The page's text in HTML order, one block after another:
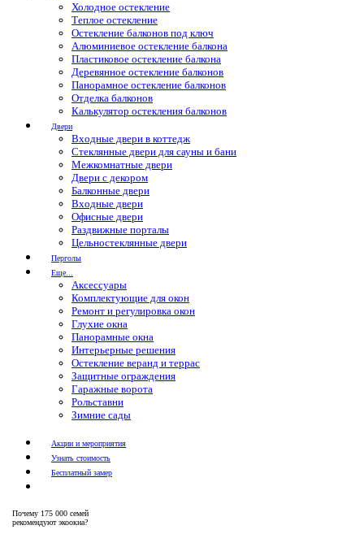
Холодное остекление
Теплое остекление
Остекление балконов под ключ
Алюминиевое остекление балкона
Пластиковое остекление балкона
Деревянное остекление балконов
Панорамное остекление балконов
Отделка балконов
Калькулятор остекления балконов
Двери
Входные двери в коттедж
Стеклянные двери для сауны и бани
Межкомнатные двери
Двери с декором
Балконные двери
Входные двери
Офисные двери
Раздвижные порталы
Цельностеклянные двери
Перголы
Еще...
Аксессуары
Комплектующие для окон
Ремонт и регулировка окон
Глухие окна
Панорамные окна
Интерьерные решения
Остекление веранд и террас
Защитные ограждения
Гаражные ворота
Рольставни
Зимние сады
Акции и мероприятия
Узнать стоимость
Бесплатный замер
Почему 175 000 семей
рекомендуют экоокна?